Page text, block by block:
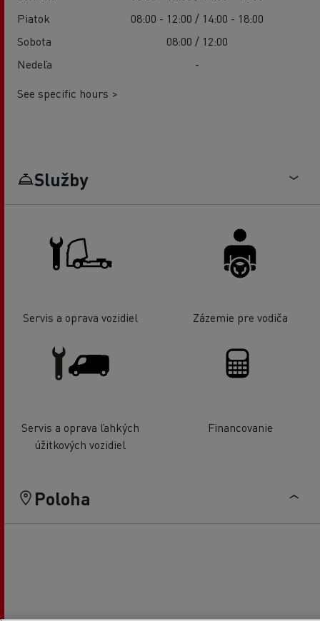
Piatok
08:00 - 12:00 / 14:00 - 18:00
Sobota
08:00 / 12:00
Nedeľa
-
See specific hours >
Služby
Servis a oprava vozidiel Zázemie pre vodiča
Servis a oprava ľahkých
úžitkových vozidiel
Financovanie
Poloha